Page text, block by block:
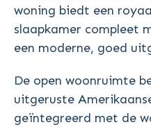
woning biedt een
slaapkamer compleet
een moderne, goed
De open woonruimte
uitgeruste
geïntegreerd met de